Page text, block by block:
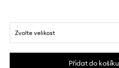
Zvolte velikost
Přidat do košíku